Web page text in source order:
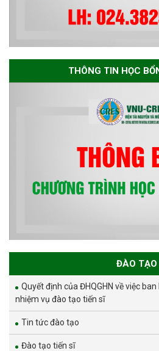
THÔNG TIN HỌC
ĐÀO TẠO
Quyết định của ĐHQGHN về việc
nhiệm vụ đào tạo tiến sĩ
Tin tức đào tạo
Đào tạo tiến sĩ